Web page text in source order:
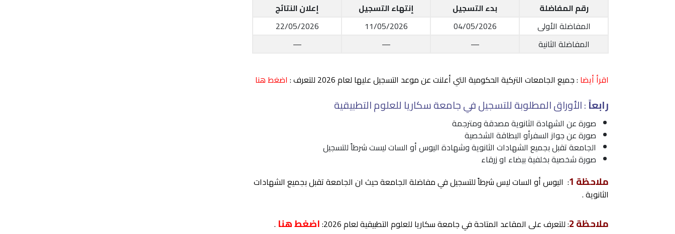
رقم المفاضلة بدء التسجيل إنتهاء التسجيل
إعلان النتائج
المفاضلة الأولى
04/05/2026
11/05/2026
22/05/2026
المفاضلة الثانية
—
—
—
اقرأ أيضا : جميع الجامعات التركية الحكومية التي أعلنت عن موعد التسجيل عليها لعام 2026 للتعرف : اضغط هنا
رابعاً: الأوراق المطلوبة للتسجيل في جامعة سكاريا للعلوم التطبيقية
صورة عن الشهادة الثانوية مصدقة ومترجمة
صورة عن جواز السفرأو البطاقة الشخصية
الجامعة تقبل بجميع الشهادات الثانوية وشهادة اليوس أو السات ليست شرطاً للتسجيل
صورة شخصية بخلفية بيضاء او زرقاء
ملاحظة 1 : اليوس أو السات ليس شرطاً للتسجيل في مفاضلة الجامعة حيث ان الجامعة تقبل بجميع الشهادات
الثانوية .
ملاحظة 2 : للتعرف على المقاعد المتاحة في جامعة سكاريا للعلوم التطبيقية لعام 2026: اضغط هنا .